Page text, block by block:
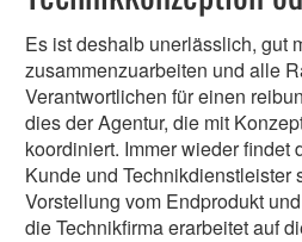
Es ist deshalb unerlässlich, gut
zusammenzuarbeiten und alle
Verantwortlichen für einen
dies der Agentur, die mit
koordiniert. Immer wieder
Kunde und Technikdienstleister
Vorstellung vom Endprodukt
die Technikfirma erarbeitet auf